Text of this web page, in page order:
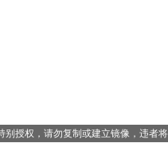
授权，请勿复制或建立镜像，违者将